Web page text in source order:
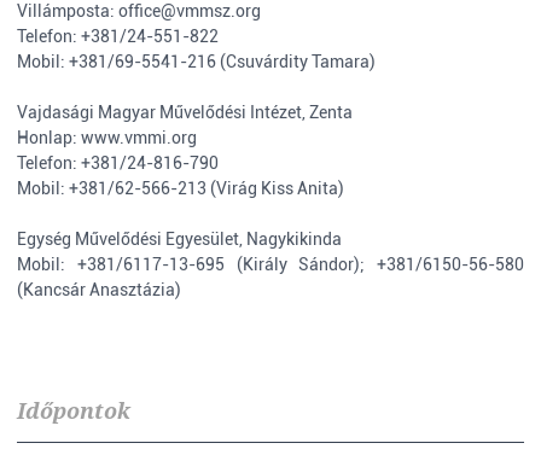
Villámposta: office@vmmsz.org
Telefon: +381/24-551-822
Mobil: +381/69-5541-216 (Csuvárdity Tamara)
Vajdasági Magyar Művelődési Intézet, Zenta
Honlap: www.vmmi.org
Telefon: +381/24-816-790
Mobil: +381/62-566-213 (Virág Kiss Anita)
Egység Művelődési Egyesület, Nagykikinda
Mobil: +381/6117-13-695 (Király Sándor); +381/6150-56-580
(Kancsár Anasztázia)
Időpontok